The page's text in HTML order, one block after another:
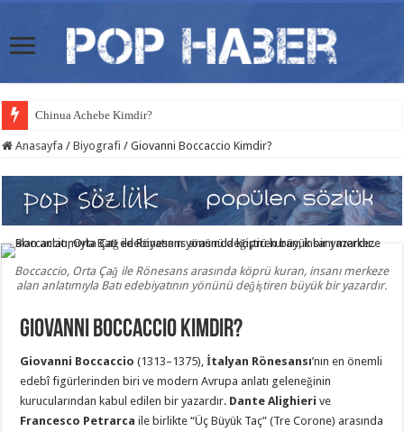
Chinua Achebe Kimdir?
Anasayfa / Biyografi / Giovanni Boccaccio Kimdir?
Boccaccio, Orta Çağ ile Rönesans arasında köprü kuran, insanı merkeze
alan anlatımıyla Batı edebiyatının yönünü değiştiren büyük bir yazardır.
Giovanni Boccaccio Kimdir?
Giovanni Boccaccio (1313–1375), İtalyan Rönesansı’nın en önemli
edebî figürlerinden biri ve modern Avrupa anlatı geleneğinin
kurucularından kabul edilen bir yazardır. Dante Alighierive
Francesco Petrarca ile birlikte “Üç Büyük Taç” (Tre Corone) arasında